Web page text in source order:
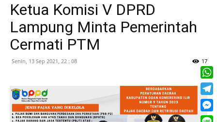
Ketua Komisi V DPRD
Lampung Minta Pemerintah
Cermati PTM
Senin, 13 Sep 2021, 22 : 08 17